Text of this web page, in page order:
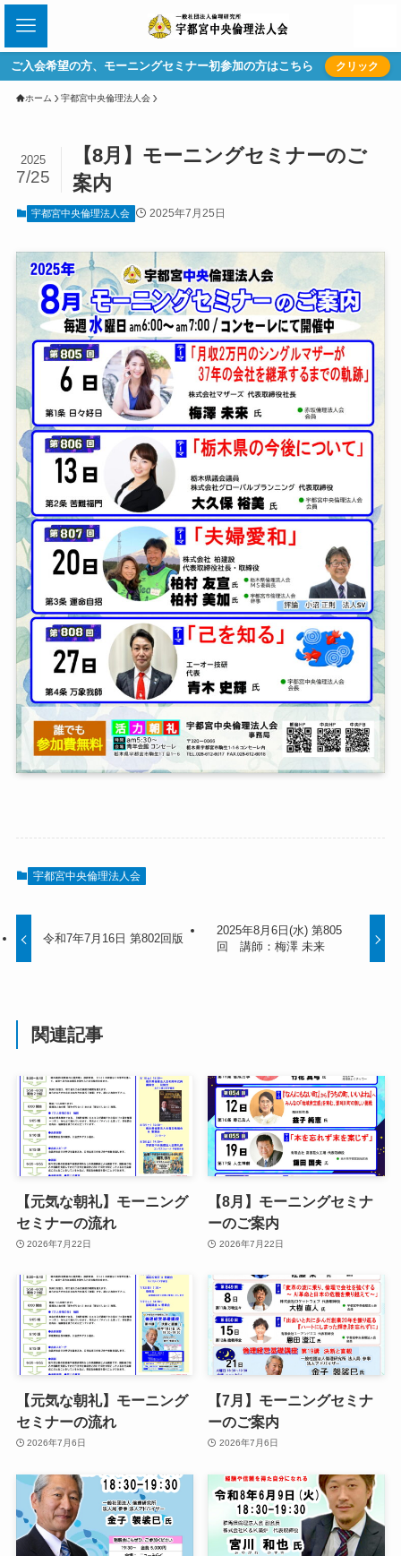
ご入会希望の方、モーニングセミナー初参加の方はこちら クリック
ホーム 宇都宮中央倫理法人会
【8月】モーニングセミナーのご
案内
2025
7/25
宇都宮中央倫理法人会 2025年7月25日
宇都宮中央倫理法人会
令和7年7月16日 第802回版
2025年8月6日(水) 第805
回 講師：梅澤 未来
関連記事
【元気な朝礼】モーニング
セミナーの流れ
2026年7月22日
【8月】モーニングセミナ
ーのご案内
2026年7月22日
【元気な朝礼】モーニング
セミナーの流れ
2026年7月6日
【7月】モーニングセミナ
ーのご案内
2026年7月6日